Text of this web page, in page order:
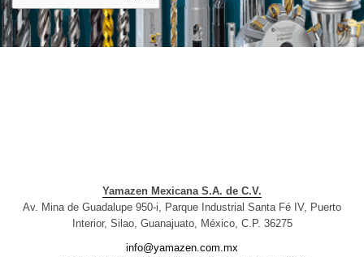
Yamazen Mexicana S.A. de C.V.
Av. Mina de Guadalupe 950-i, Parque Industrial Santa Fé IV, Puerto
Interior, Silao, Guanajuato, México, C.P. 36275
info@yamazen.com.mx